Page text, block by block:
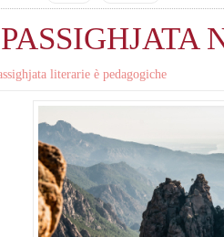
literarie è pedagogiche